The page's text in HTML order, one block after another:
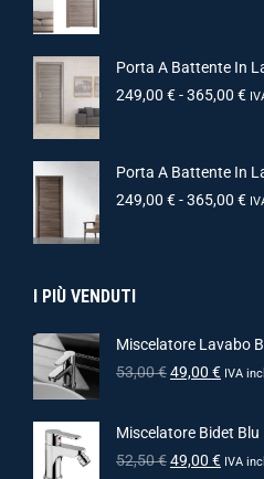
Porta A Battente In
249,00 €-365,00 €
Porta A Battente In
249,00 €-365,00 €
I PIÙ VENDUTI
Miscelatore Lavabo
53,00€49,00 € IVA
Miscelatore Bidet Blu
52,50€49,00 € IVA